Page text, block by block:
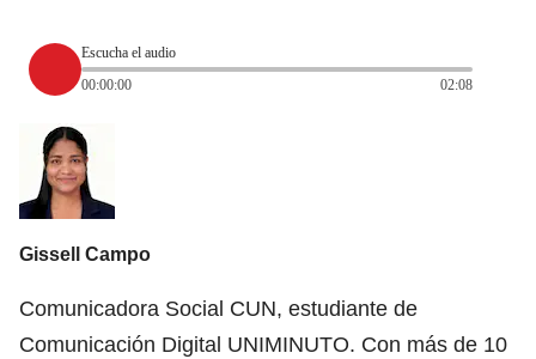
Escucha el audio
00:00:00
02:08
Gissell Campo
Comunicadora Social CUN, estudiante de
Comunicación Digital UNIMINUTO. Con más de 10